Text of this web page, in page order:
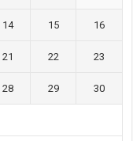
14 15 16
21 22 23
28 29 30